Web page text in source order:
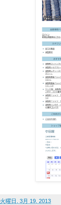
火曜日, 3月 19, 2013